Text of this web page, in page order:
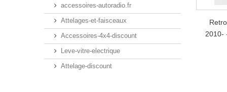
accessoires-autoradio.fr
Attelages-et-faisceaux
Accessoires-4x4-discount
Leve-vitre-electrique
Attelage-discount
2010-